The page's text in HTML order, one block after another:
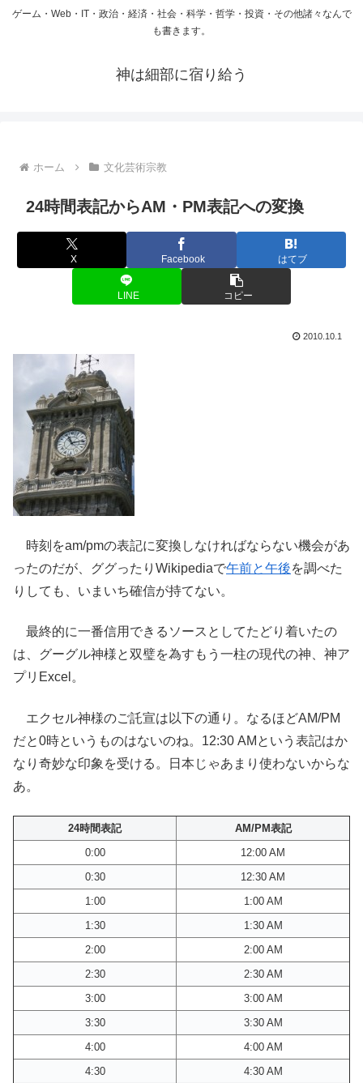
ゲーム・Web・IT・政治・経済・社会・科学・哲学・投資・その他諸々なんで
も書きます。
神は細部に宿り給う
ホーム 文化芸術宗教
24時間表記からAM・PM表記への変換
X Facebook はてブ
LINE コピー
2010.10.1
時刻をam/pmの表記に変換しなければならない機会があ
ったのだが、ググったりWikipediaで午前と午後を調べた
りしても、いまいち確信が持てない。
最終的に一番信用できるソースとしてたどり着いたの
は、グーグル神様と双璧を為すもう一柱の現代の神、神ア
プリExcel。
エクセル神様のご託宣は以下の通り。なるほどAM/PM
だと0時というものはないのね。12:30 AMという表記はか
なり奇妙な印象を受ける。日本じゃあまり使わないからな
あ。
24時間表記
AM/PM表記
0:00
12:00 AM
0:30
12:30 AM
1:00
1:00 AM
1:30
1:30 AM
2:00
2:00 AM
2:30
2:30 AM
3:00
3:00 AM
3:30
3:30 AM
4:00
4:00 AM
4:30
4:30 AM